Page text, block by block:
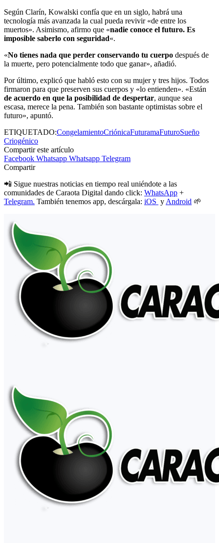
Según Clarín, Kowalski confía que en un siglo, habrá una
tecnología más avanzada la cual pueda revivir «de entre los
muertos». Asimismo, afirmo que «nadie conoce el futuro. Es
imposible saberlo con seguridad«.
«No tienes nada que perder conservando tu cuerpo después de
la muerte, pero potencialmente todo que ganar», añadió.
Por último, explicó que habló esto con su mujer y tres hijos. Todos
firmaron para que preserven sus cuerpos y «lo entienden». «Están
de acuerdo en que la posibilidad de despertar, aunque sea
escasa, merece la pena. También son bastante optimistas sobre el
futuro», apuntó.
ETIQUETADO:CongelamientoCriónicaFuturamaFuturoSueño
Criogénico
Compartir este artículo
Facebook Whatsapp Whatsapp Telegram
Compartir
📲 Sigue nuestras noticias en tiempo real uniéndote a las
comunidades de Caraota Digital dando click: WhatsApp +
Telegram. También tenemos app, descárgala: iOS y Android 🌱